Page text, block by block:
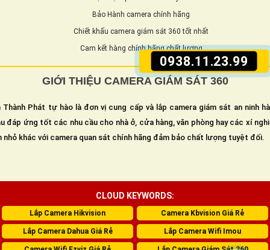
0938.11.23.99
Bảo Hành camera chính hãng
Chiết khấu camera giám sát 360 tốt nhất
Cam kết hàng chính hãng chất lượng
GIỚI THIỆU CAMERA GIÁM SÁT 360
Thành Phát tự hào là đơn vị cung cấp và lắp camera giám sát an ninh
đáp ứng tốt các nhu cầu cho nhà ở, cửa hàng, văn phòng hay các xí
nhỏ khác với camera quan sát chính hãng đảm bảo chất lượng tuyệt đối.
CLOUD KEYWORDS:
Lắp Camera Hikvision Camera Kbvision Giá Rẻ
Lắp Camera Dahua Giá Rẻ Lắp Camera Wifi Imou